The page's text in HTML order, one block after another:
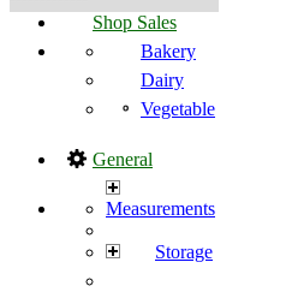
Shop Sales
Bakery
Dairy
Vegetable
General
Measurements
Storage